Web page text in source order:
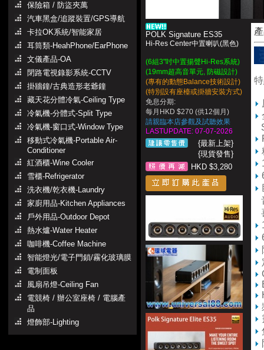
保險箱 / 防盜夾萬
汽車黑盒/追蹤裝置/GPS導航
卡拉OK系統/智能家居
耳筒類-HeahPhone/EarPhone
文儀產品-OA
閉路電視錄影系統-CCTV
掛牆鐘/古典造形老爺鐘
藏天花分體冷氣-Ceiling Type
冷氣機-分體式-Split Type
冷氣機-窗口式-Window Type
移動式冷氣機-Portable Air-
Conditioner
紅酒櫃-Wine Cooler
雪櫃-Refrigerator
洗衣機/乾衣機-Laundry
家廚用品-Kitchen Appliances
戶外用品-Outdoor Depot
熱水爐-Water Heater
咖啡機-Coffee Machine
智能燈光/電子門鎖/霧化玻璃膜
電制面板
風扇吊燈-Ceiling Fan
電競椅 / 辦公室座椅 / 電腦產
品
燈飾部-Lighting
POLK Signature ES35
Hi-Res Center中置喇叭(黑色)
(6組3"吋中置揚聲Hi-Res系統)
(19mm超高音單元, 防磁設計)
(專有的動態Balance技術設計)
(特別設有座檯或掛牆安裝方式)
免息分期:
每月HKD $270 (供12個月)
請親臨本店參觀及試聽效果
LASTUPDATE: 07-07-2026
{最新上架}
{現貨發售}
HKD $3,280